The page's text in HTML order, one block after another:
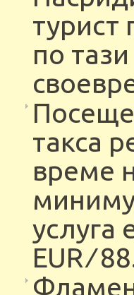
турист
по
такса
време
услуга
EUR ∕